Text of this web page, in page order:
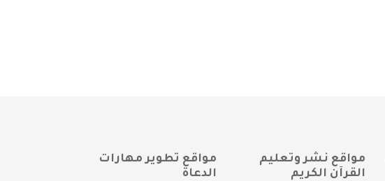
مواقع نشر وتعليم
القرآن الكريم
مواقع تطوير مهارات
الدعاة